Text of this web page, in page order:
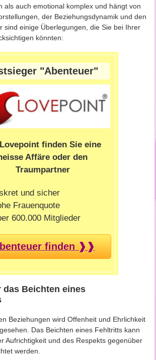
als auch emotional komplex und hängt von
der Beziehungsdynamik und den
sind einige Überlegungen, die Sie bei Ihrer
könnten:
"Abenteuer"
finden Sie eine
Affäre oder den
Traumpartner
und sicher
Frauenquote
600.000 Mitglieder
finden ❱❱
das Beichten eines
Beziehungen wird Offenheit und Ehrlichkeit
Das Beichten eines Fehltritts kann
Aufrichtigkeit und des Respekts gegenüber
werden.